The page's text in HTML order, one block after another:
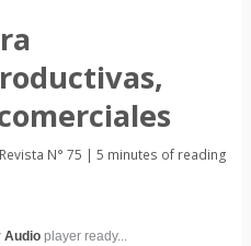
N° 75 |5 minutes of reading
Audioplayer ready...